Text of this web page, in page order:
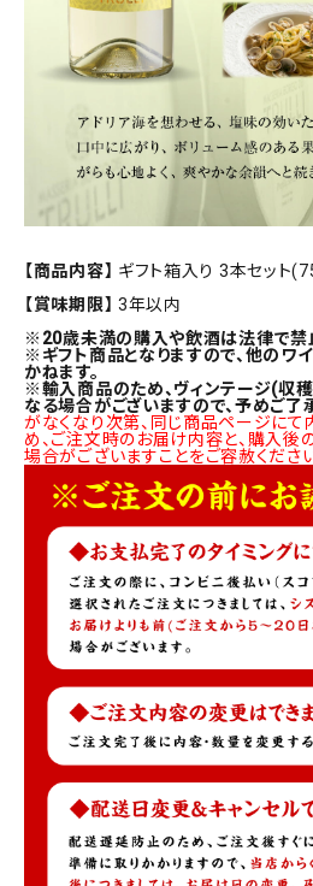
【商品内容】 ギフト箱入り 3本セット
【賞味期限】 3年以内
※ 20歳未満の購入や飲酒は法律で禁
※ギフト商品となりますので、他のワ
かねます。
※輸入商品のため、ヴィンテージ(収
なる場合がございますので、予めご了
がなくなり次第、同じ商品ページにて
め、ご注文時のお届け内容と、購入
場合がございますことをご容赦ください